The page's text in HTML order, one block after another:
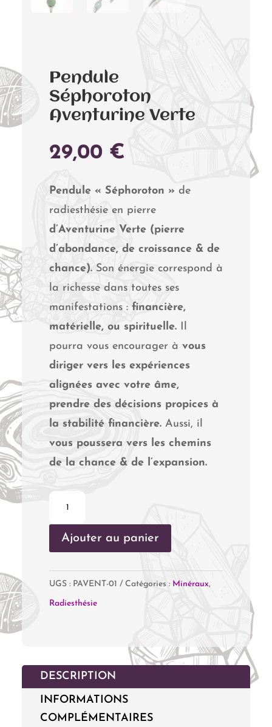
Pendule
Séphoroton
Aventurine Verte
29,00 €
Pendule « Séphoroton »de
radiesthésie en pierre
d’Aventurine Verte (pierre
d’abondance, de croissance & de
chance). Son énergie correspond à
la richesse dans toutes ses
manifestations :financière,
matérielle, ou spirituelle.Il
pourra vous encourager à vous
diriger vers les expériences
alignées avec votre âme,
prendre des décisions propices à
la stabilité financière. Aussi, il
vous poussera vers les chemins
de la chance & de l’expansion.
Pendule
Aventurine
Verte
Ajouter au panier
UGS : PAVENT-01 Catégories : Minéraux,
Radiesthésie
DESCRIPTION
INFORMATIONS
COMPLÉMENTAIRES